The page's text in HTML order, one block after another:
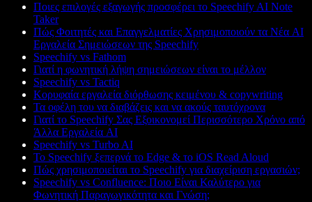
Ποιες επιλογές εξαγωγής προσφέρει το Speechify AI Note
Taker
Πώς Φοιτητές και Επαγγελματίες Χρησιμοποιούν τα Νέα AI
Εργαλεία Σημειώσεων της Speechify
Speechify vs Fathom
Γιατί η φωνητική λήψη σημειώσεων είναι το μέλλον
Speechify vs Tactiq
Κορυφαία εργαλεία διόρθωσης κειμένου & copywriting
Τα οφέλη του να διαβάζεις και να ακούς ταυτόχρονα
Γιατί το Speechify Σας Εξοικονομεί Περισσότερο Χρόνο από
Άλλα Εργαλεία AI
Speechify vs Turbo AI
Το Speechify ξεπερνά το Edge & το iOS Read Aloud
Πώς χρησιμοποιείται το Speechify για διαχείριση εργασιών;
Speechify vs Confluence: Ποιο Είναι Καλύτερο για
Φωνητική Παραγωγικότητα και Γνώση;